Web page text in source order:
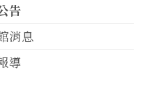
告
消息
導